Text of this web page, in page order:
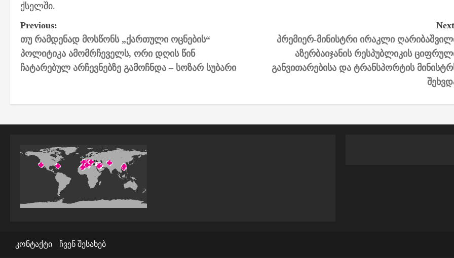
ქსელში.
P
o
s
n
i
o
Previous:
თუ რამდენად მოსწონს „ქართული ოცნების“
პოლიტიკა ამომრჩეველს, ორი დღის წინ
ჩატარებულ არჩევნებზე გამოჩნდა – სოზარ სუბარი
პრემიერ-მინისტრი ირაკლი
აზერბაიჯანის რესპუბლიკის
განვითარებისა და ტრანსპორტის
კონტაქტი ჩვენ შესახებ